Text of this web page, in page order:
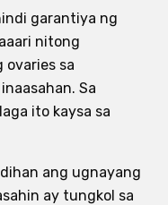
garantiya ng
nitong
sa
Sa
ito kaysa sa
ang ugnayang
ay tungkol sa